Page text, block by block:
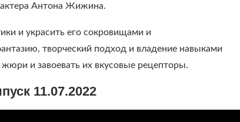
актера Антона Жижина.
и украсить его сокровищами и
творческий подход и владение навыками
и завоевать их вкусовые рецепторы.
11.07.2022